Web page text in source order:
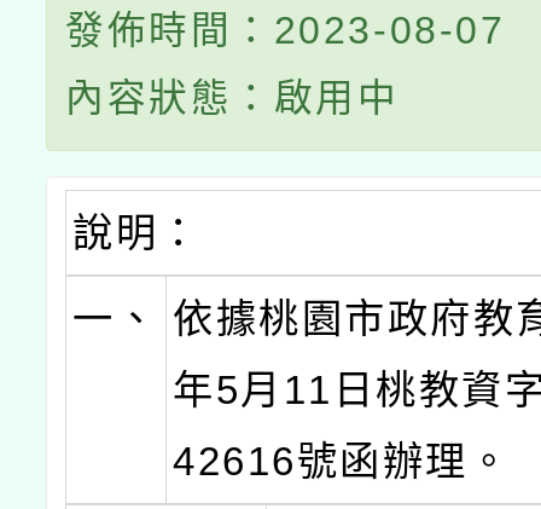
發佈時間：2023-08-07
內容狀態：啟用中
說明：
一、
依據桃園市政府教
年5月11日桃教資
42616號函辦理。